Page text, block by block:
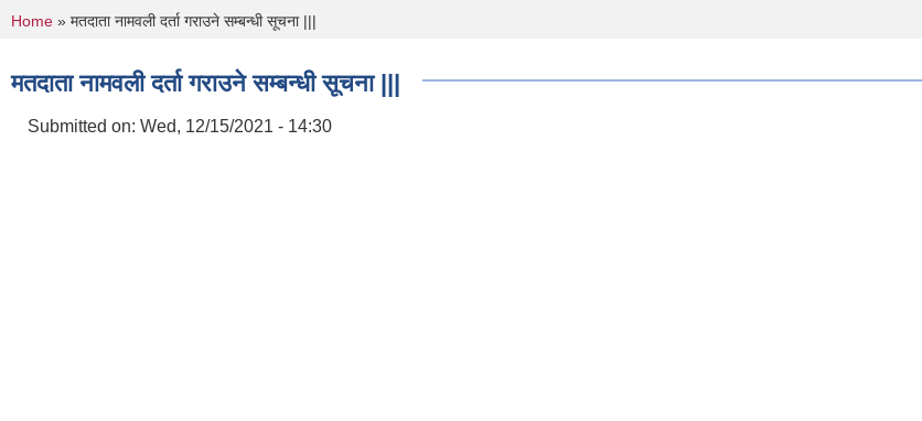
You are here
Home » मतदाता नामवली दर्ता गराउने सम्बन्धी सूचना |||
मतदाता नामवली दर्ता गराउने सम्बन्धी सूचना |||
Submitted on: Wed, 12/15/2021 - 14:30